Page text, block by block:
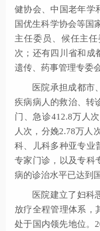
健协会、中国老年学
国优生科学协会等国
主任委员、候任主
次；还有四川省和成
遗传、药事管理专委
医院承担成都市
疾病病人的救治、转
门、急诊412.8万人
人次，分娩2.78万人
科、儿科多种亚专业
专家门诊，以及专科
病的诊治水平已达到
医院建立了妇科
放疗全程管理体系，
处于国内领先地位。